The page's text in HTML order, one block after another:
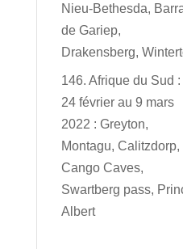
Nieu-Bethesda,
de Gariep,
Drakensberg,
146. Afrique du Sud :
24 février au 9 mars
2022 : Greyton,
Montagu, Calitzdorp,
Cango Caves,
Swartberg pass,
Albert